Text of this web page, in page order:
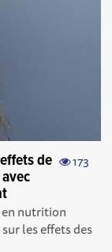
173
de
en nutrition
les effets des